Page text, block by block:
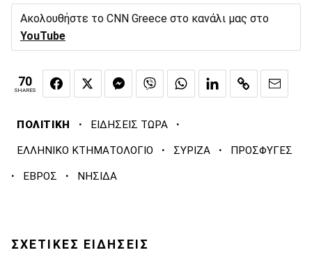
Ακολουθήστε το CNN Greece στο κανάλι μας στο
YouTube
70
SHARES
ΠΟΛΙΤΙΚΗ · ΕΙΔΗΣΕΙΣ ΤΩΡΑ ·
ΕΛΛΗΝΙΚΟ ΚΤΗΜΑΤΟΛΟΓΙΟ · ΣΥΡΙΖΑ · ΠΡΟΣΦΥΓΕΣ
· ΕΒΡΟΣ · ΝΗΣΙΔΑ
ΣΧΕΤΙΚΕΣ ΕΙΔΗΣΕΙΣ